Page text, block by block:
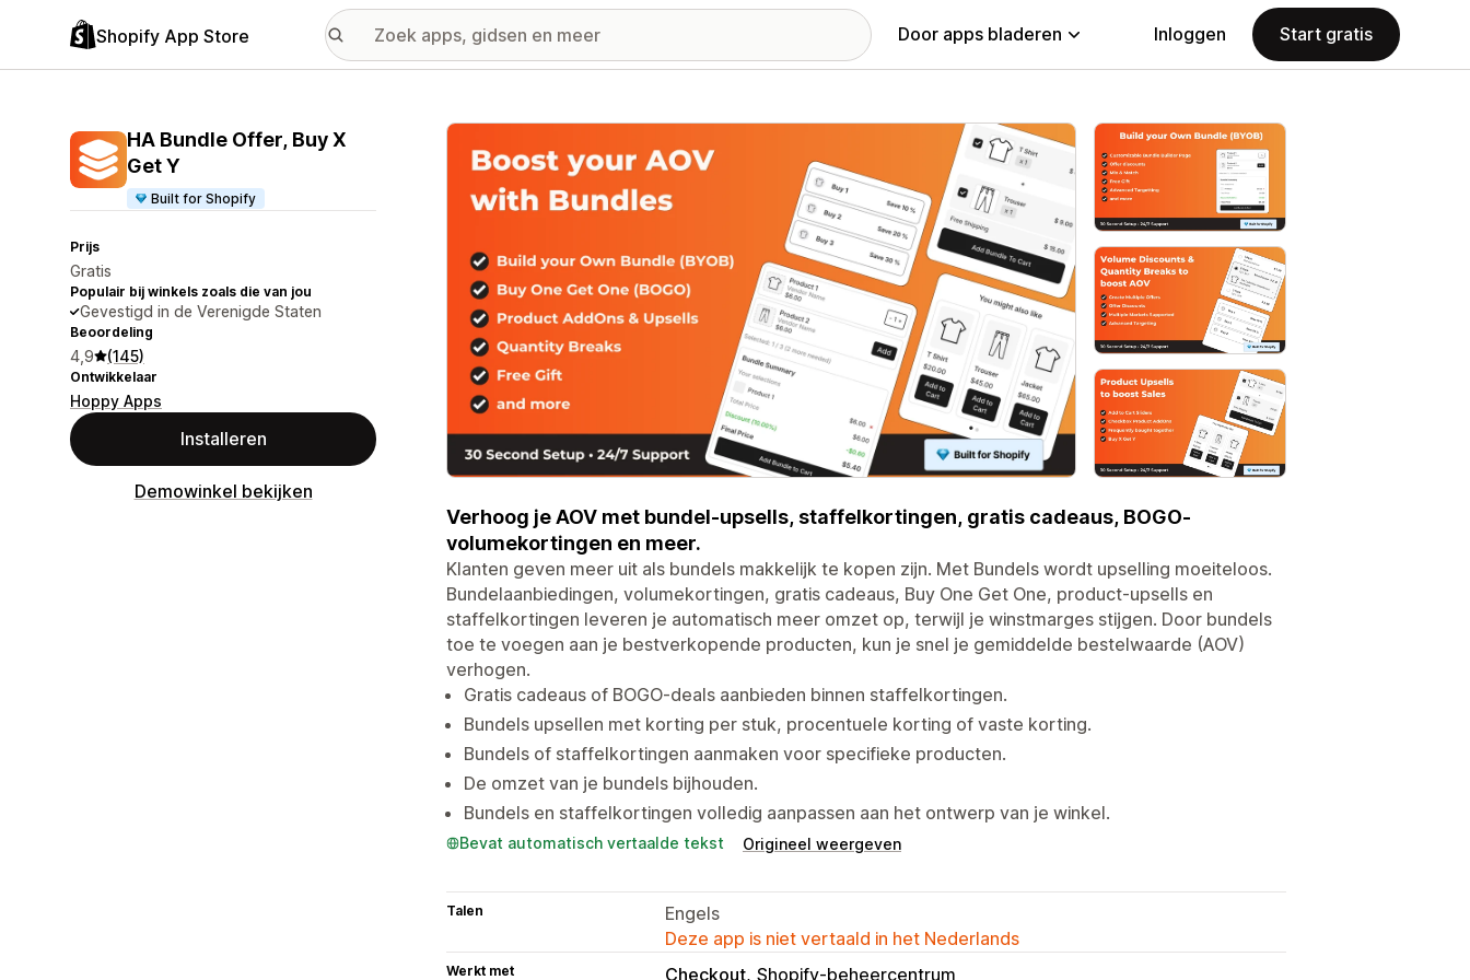
Shopify App Store Door apps bladeren Inloggen Start gratis
HA Bundle Offer, Buy X
Get Y
Built for Shopify
Prijs
Gratis
Populair bij winkels zoals die van jou
Gevestigd in de Verenigde Staten
Beoordeling
4,9 (145)
Ontwikkelaar
Hoppy Apps
Installeren
Demowinkel bekijken
Galerij met uitgelichte afbeeldingen
Verhoog je AOV met bundel-upsells, staffelkortingen, gratis cadeaus, BOGO-
volumekortingen en meer.
Klanten geven meer uit als bundels makkelijk te kopen zijn. Met Bundels wordt upselling moeiteloos.
Bundelaanbiedingen, volumekortingen, gratis cadeaus, Buy One Get One, product-upsells en
staffelkortingen leveren je automatisch meer omzet op, terwijl je winstmarges stijgen. Door bundels
toe te voegen aan je bestverkopende producten, kun je snel je gemiddelde bestelwaarde (AOV)
verhogen.
Gratis cadeaus of BOGO-deals aanbieden binnen staffelkortingen.
Bundels upsellen met korting per stuk, procentuele korting of vaste korting.
Bundels of staffelkortingen aanmaken voor specifieke producten.
De omzet van je bundels bijhouden.
Bundels en staffelkortingen volledig aanpassen aan het ontwerp van je winkel.
Bevat automatisch vertaalde tekst Origineel weergeven
Talen
Engels
Deze app is niet vertaald in het Nederlands
Werkt met Checkout Shopify-beheercentrum